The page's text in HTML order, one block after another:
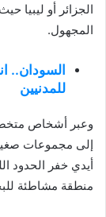
الجزائر أو ليبيا
المجهول.
السودان..
للمدنيين
وعبر أشخاص
إلى مجموعات
أيدي خفر الحدود
منطقة مشاطئة